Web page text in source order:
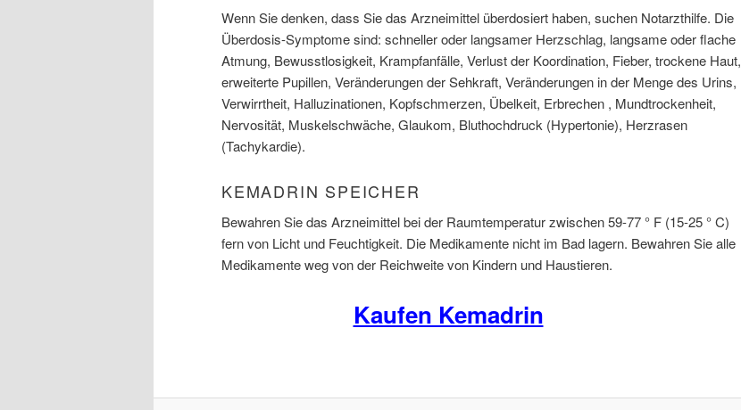
Wenn Sie denken, dass Sie das Arzneimittel überdosiert haben, suchen Notarzthilfe. Die
Überdosis-Symptome sind: schneller oder langsamer Herzschlag, langsame oder flache
Atmung, Bewusstlosigkeit, Krampfanfälle, Verlust der Koordination, Fieber, trockene Haut,
erweiterte Pupillen, Veränderungen der Sehkraft, Veränderungen in der Menge des Urins,
Verwirrtheit, Halluzinationen, Kopfschmerzen, Übelkeit, Erbrechen , Mundtrockenheit,
Nervosität, Muskelschwäche, Glaukom, Bluthochdruck (Hypertonie), Herzrasen
(Tachykardie).
KEMADRIN SPEICHER
Bewahren Sie das Arzneimittel bei der Raumtemperatur zwischen 59-77 ° F (15-25 ° C)
fern von Licht und Feuchtigkeit. Die Medikamente nicht im Bad lagern. Bewahren Sie alle
Medikamente weg von der Reichweite von Kindern und Haustieren.
Kaufen Kemadrin